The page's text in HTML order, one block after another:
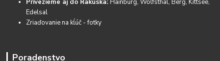
Privezieme aj do Rakúska:Hainburg, Wolfsthal, Berg, Kittsee,
Edelsal
Zriaďovanie na kĺúč - fotky
Poradenstvo